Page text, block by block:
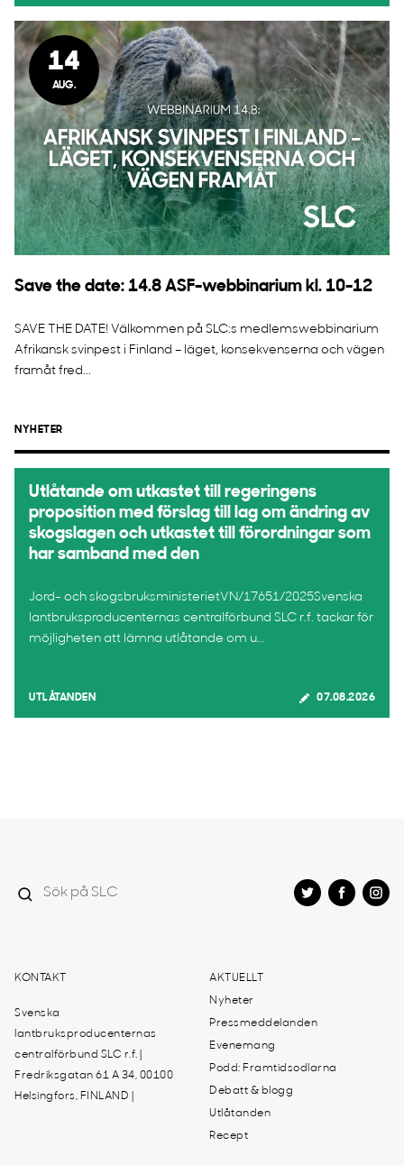
14
AUG.
Save the date: 14.8 ASF-webbinarium kl. 10-12
SAVE THE DATE! Välkommen på SLC:s medlemswebbinarium
Afrikansk svinpest i Finland – läget, konsekvenserna och vägen
framåt fred...
NYHETER
Utlåtande om utkastet till regeringens
proposition med förslag till lag om ändring av
skogslagen och utkastet till förordningar som
har samband med den
Jord- och skogsbruksministerietVN/17651/2025Svenska
lantbruksproducenternas centralförbund SLC r.f. tackar för
möjligheten att lämna utlåtande om u...
UTLÅTANDEN 07.08.2026
KONTAKT
Svenska
lantbruksproducenternas
centralförbund SLC r.f. |
Fredriksgatan 61 A 34, 00100
Helsingfors, FINLAND |
AKTUELLT
Nyheter
Pressmeddelanden
Evenemang
Podd: Framtidsodlarna
Debatt & blogg
Utlåtanden
Recept